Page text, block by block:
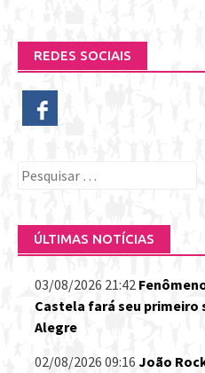
REDES SOCIAIS
Pesquisar
ÚLTIMAS NOTÍCIAS
03/08/2026 21:42
Castela fará seu primeiro
Alegre
02/08/2026 09:16 João